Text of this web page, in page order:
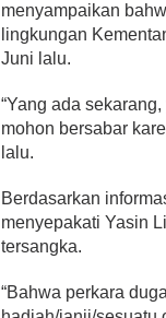
menyampaikan
lingkungan
Juni lalu.
“Yang ada
mohon bersabar
lalu.
Berdasarkan
menyepakati Yasin
tersangka.
“Bahwa perkara